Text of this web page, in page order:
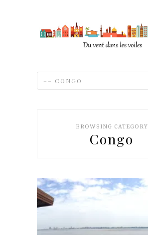
BROWSING CATEGORY
Congo